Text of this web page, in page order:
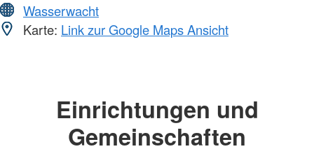
Wasserwacht
Karte: Link zur Google Maps Ansicht
Einrichtungen und
Gemeinschaften